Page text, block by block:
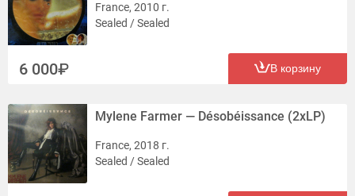
France, 2010 г.
Sealed / Sealed
6 000 В корзину
Mylene Farmer — Désobéissance (2xLP)
France, 2018 г.
Sealed / Sealed